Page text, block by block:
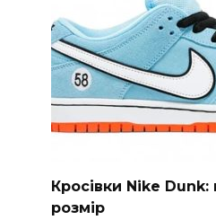
Кросівки Nike
розмір